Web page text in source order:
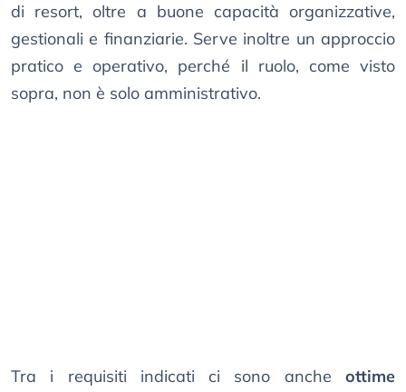
di resort, oltre a buone capacità organizzative,
gestionali e finanziarie. Serve inoltre un approccio
pratico e operativo, perché il ruolo, come visto
sopra, non è solo amministrativo.
Tra i requisiti indicati ci sono anche ottime